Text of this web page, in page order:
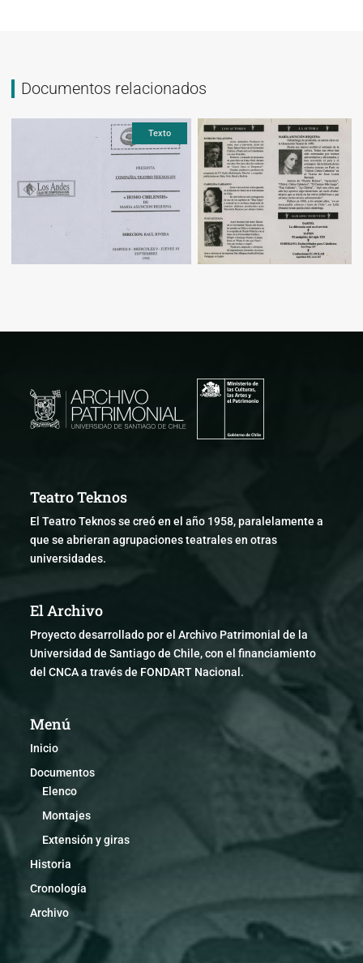
Documentos relacionados
Texto Texto
Teatro Teknos
El Teatro Teknos se creó en el año 1958, paralelamente a
que se abrieran agrupaciones teatrales en otras
universidades.
El Archivo
Proyecto desarrollado por el Archivo Patrimonial de la
Universidad de Santiago de Chile, con el financiamiento
del CNCA a través de FONDART Nacional.
Menú
Inicio
Documentos
Elenco
Montajes
Extensión y giras
Historia
Cronología
Archivo